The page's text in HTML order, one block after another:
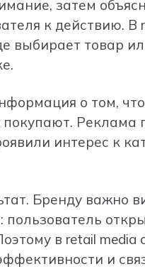
затем
к действию. В
выбирает товар
о том,
Реклама
интерес к
Бренду важно
в retail media
и